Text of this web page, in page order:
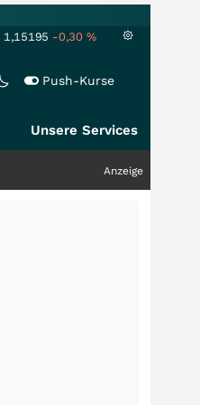
1,15195 -0,30 %
Push-Kurse
Unsere Services
Anzeige